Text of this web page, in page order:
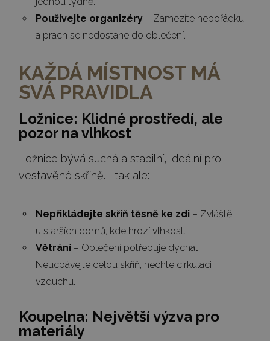
Používejte organizéry – Zamezíte nepořádku
a prach se nedostane do oblečení.
KAŽDÁ MÍSTNOST MÁ
SVÁ PRAVIDLA
Ložnice: Klidné prostředí, ale
pozor na vlhkost
Ložnice bývá suchá a stabilní, ideální pro
vestavěné skříně. I tak ale:
Nepřikládejte skříň těsně ke zdi – Zvláště
u starších domů, kde hrozí vlhkost.
Větrání – Oblečení potřebuje dýchat.
Neucpávejte celou skříň, nechte cirkulaci
vzduchu.
Koupelna: Největší výzva pro
materiály